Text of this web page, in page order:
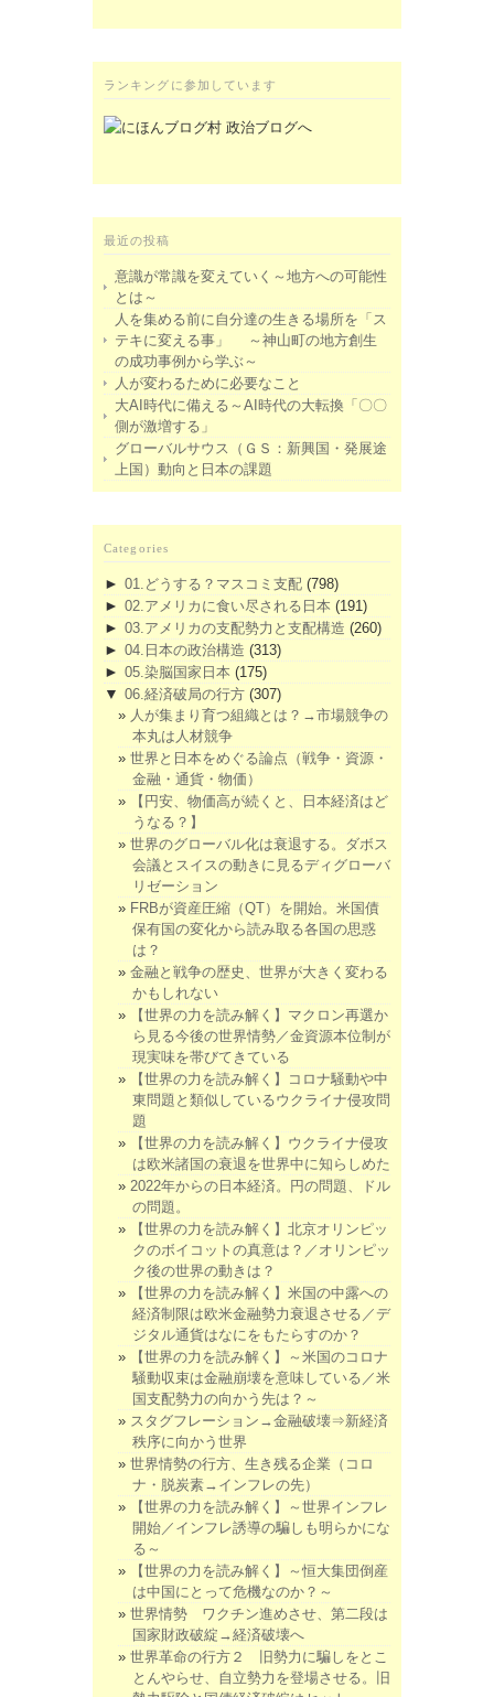
ランキングに参加しています
最近の投稿
意識が常識を変えていく～地方への可能性
とは～
人を集める前に自分達の生きる場所を「ス
テキに変える事」 ～神山町の地方創生
の成功事例から学ぶ～
人が変わるために必要なこと
大AI時代に備える～AI時代の大転換「〇〇
側が激増する」
グローバルサウス（ＧＳ：新興国・発展途
上国）動向と日本の課題
Categories
► 01.どうする？マスコミ支配 (798)
► 02.アメリカに食い尽される日本 (191)
► 03.アメリカの支配勢力と支配構造 (260)
► 04.日本の政治構造 (313)
► 05.染脳国家日本 (175)
▼ 06.経済破局の行方 (307)
人が集まり育つ組織とは？→市場競争の
本丸は人材競争
世界と日本をめぐる論点（戦争・資源・
金融・通貨・物価）
【円安、物価高が続くと、日本経済はど
うなる？】
世界のグローバル化は衰退する。ダボス
会議とスイスの動きに見るディグローバ
リゼーション
FRBが資産圧縮（QT）を開始。米国債
保有国の変化から読み取る各国の思惑
は？
金融と戦争の歴史、世界が大きく変わる
かもしれない
【世界の力を読み解く】マクロン再選か
ら見る今後の世界情勢／金資源本位制が
現実味を帯びてきている
【世界の力を読み解く】コロナ騒動や中
東問題と類似しているウクライナ侵攻問
題
【世界の力を読み解く】ウクライナ侵攻
は欧米諸国の衰退を世界中に知らしめた
2022年からの日本経済。円の問題、ドル
の問題。
【世界の力を読み解く】北京オリンピッ
クのボイコットの真意は？／オリンピッ
ク後の世界の動きは？
【世界の力を読み解く】米国の中露への
経済制限は欧米金融勢力衰退させる／デ
ジタル通貨はなにをもたらすのか？
【世界の力を読み解く】～米国のコロナ
騒動収束は金融崩壊を意味している／米
国支配勢力の向かう先は？～
スタグフレーション→金融破壊⇒新経済
秩序に向かう世界
世界情勢の行方、生き残る企業（コロ
ナ・脱炭素→インフレの先）
【世界の力を読み解く】～世界インフレ
開始／インフレ誘導の騙しも明らかにな
る～
【世界の力を読み解く】～恒大集団倒産
は中国にとって危機なのか？～
世界情勢 ワクチン進めさせ、第二段は
国家財政破綻→経済破壊へ
世界革命の行方２ 旧勢力に騙しをとこ
とんやらせ、自立勢力を登場させる。旧